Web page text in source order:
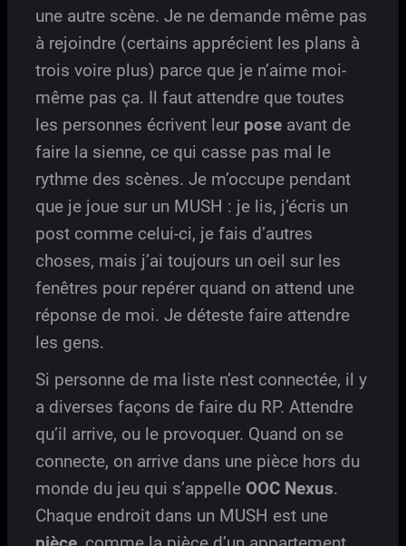
une autre scène. Je ne demande même pas
à rejoindre (certains apprécient les plans à
trois voire plus) parce que je n’aime moi-
même pas ça. Il faut attendre que toutes
les personnes écrivent leur pose avant de
faire la sienne, ce qui casse pas mal le
rythme des scènes. Je m’occupe pendant
que je joue sur un MUSH : je lis, j’écris un
post comme celui-ci, je fais d’autres
choses, mais j’ai toujours un oeil sur les
fenêtres pour repérer quand on attend une
réponse de moi. Je déteste faire attendre
les gens.
Si personne de ma liste n’est connectée, il y
a diverses façons de faire du RP. Attendre
qu’il arrive, ou le provoquer. Quand on se
connecte, on arrive dans une pièce hors du
monde du jeu qui s’appelle OOC Nexus.
Chaque endroit dans un MUSH est une